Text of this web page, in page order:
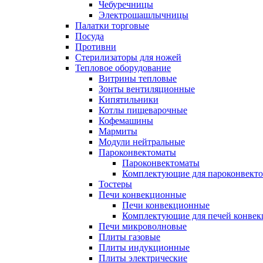
Чебуречницы
Электрошашлычницы
Палатки торговые
Посуда
Противни
Стерилизаторы для ножей
Тепловое оборудование
Витрины тепловые
Зонты вентиляционные
Кипятильники
Котлы пищеварочные
Кофемашины
Мармиты
Модули нейтральные
Пароконвектоматы
Пароконвектоматы
Комплектующие для
Тостеры
Печи конвекционные
Печи конвекционные
Комплектующие для печей
Печи микроволновые
Плиты газовые
Плиты индукционные
Плиты электрические